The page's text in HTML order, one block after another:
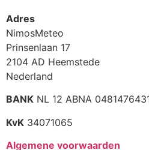
Adres
NimosMeteo
Prinsenlaan 17
2104 AD Heemstede
Nederland
BANK NL 12 ABNA
KvK 34071065
Algemene voorwaarden